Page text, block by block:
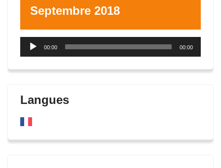
Septembre 2018
Lecteur
00:00 00:00
Langues